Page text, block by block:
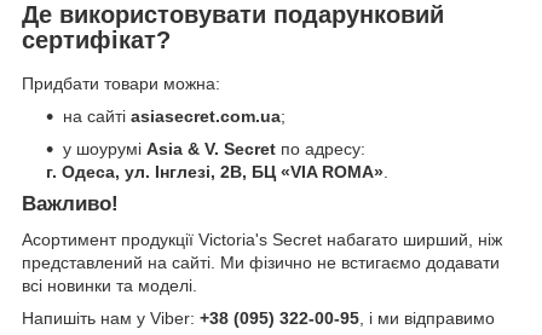
Де використовувати подарунковий
сертифікат?
Придбати товари можна:
на сайті asiasecret.com.ua;
у шоурумі Asia & V. Secret по адресу:
г. Одеса, ул. Інглезі, 2В, БЦ «VIA ROMA»
Важливо!
Асортимент продукції Victoria's Secret набагато ширший, ніж
представлений на сайті. Ми фізично не встигаємо додавати
всі новинки та моделі.
Напишіть нам у Viber: +38 (095) 322-00-95, і ми відправимо